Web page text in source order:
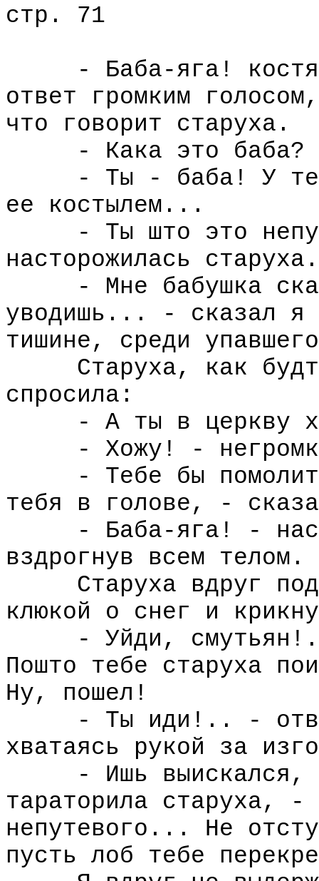
стр. 71
- Баба-яга!
ответ громким
что говорит старуха.
- Кака это баба?
- Ты - баба! У тебя
ее костылем...
- Ты што это
насторожилась старуха.
- Мне бабушка
уводишь... - сказал я
тишине, среди
Старуха, как
спросила:
- А ты в церкву
- Хожу! - негромко
- Тебе бы
тебя в голове, -
- Баба-яга! -
вздрогнув всем телом.
Старуха вдруг
клюкой о снег и
- Уйди, смутьян!..
Пошто тебе старуха
Ну, пошел!
- Ты иди!.. -
хватаясь рукой за
- Ишь выискался, -
тараторила старуха,
непутевого... Не
пусть лоб тебе